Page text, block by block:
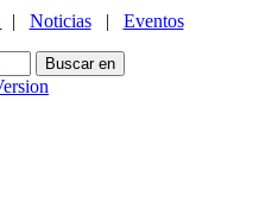
| Noticias| Eventos